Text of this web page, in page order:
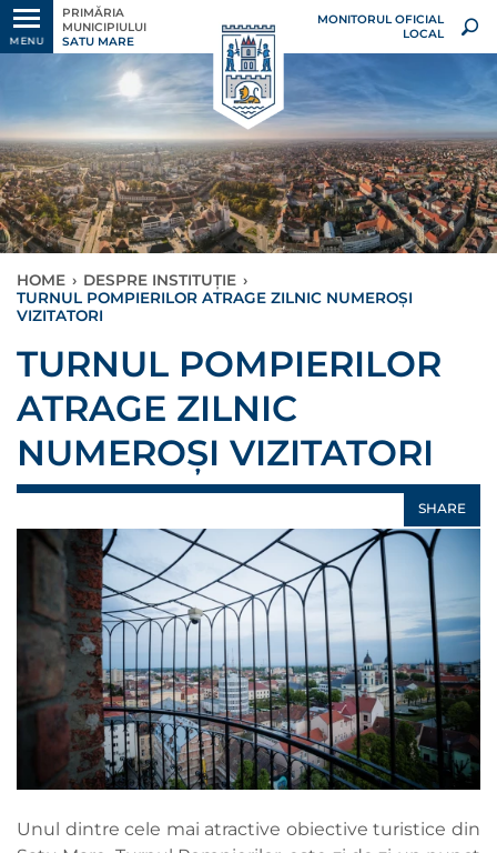
MENU
PRIMĂRIA
MUNICIPIULUI
SATU MARE
MONITORUL OFICIAL
LOCAL
HOME › DESPRE INSTITUȚIE ›
TURNUL POMPIERILOR ATRAGE ZILNIC NUMEROȘI
VIZITATORI
TURNUL POMPIERILOR
ATRAGE ZILNIC
NUMEROȘI VIZITATORI
SHARE
Unul dintre cele mai atractive obiective turistice din